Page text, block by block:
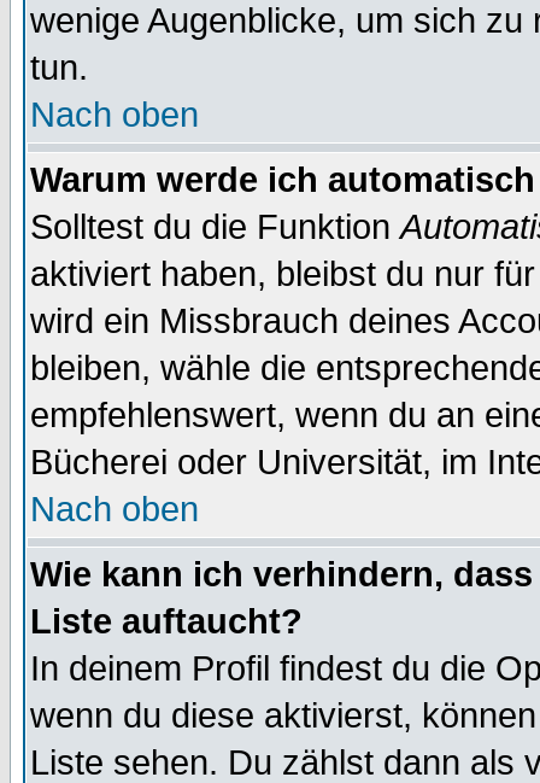
wenige Augenblicke, um sich
tun.
Nach oben
Warum werde ich
Solltest du die Funktion
aktiviert haben, bleibst du nur
wird ein Missbrauch deines
bleiben, wähle die
empfehlenswert, wenn du an
Bücherei oder Universität, im
Nach oben
Wie kann ich verhindern,
Liste auftaucht?
In deinem Profil findest du die
wenn du diese aktivierst,
Liste sehen. Du zählst dann als